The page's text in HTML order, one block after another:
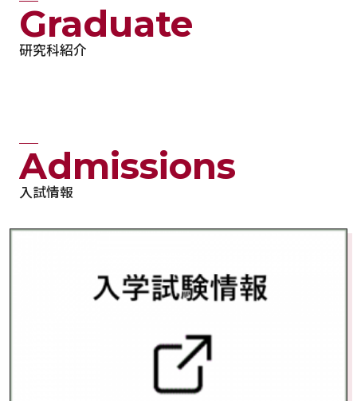
研究科紹介
Graduate
入試情報
Admissions